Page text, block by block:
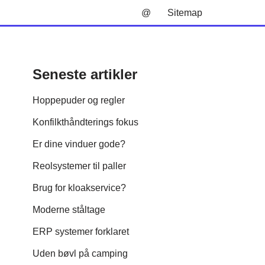
@ Sitemap
Seneste artikler
Hoppepuder og regler
Konfilkthåndterings fokus
Er dine vinduer gode?
Reolsystemer til paller
Brug for kloakservice?
Moderne ståltage
ERP systemer forklaret
Uden bøvl på camping